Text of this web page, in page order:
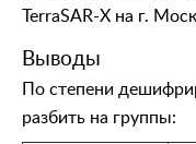
TerraSAR-X на г.
Выводы
По степени
разбить на группы: